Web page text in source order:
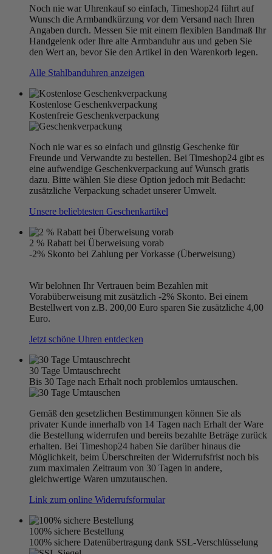
Noch nie war Uhrenkauf so einfach, Timeshop24 führt auf
Wunsch die Armbandkürzung vor dem Versand nach Ihren
Angaben durch. Messen Sie mit einem flexiblen Bandmaß Ihr
Handgelenk oder Ihre alte Armbanduhr aus und geben Sie
den Wert an, bevor Sie den Artikel in den Warenkorb legen.
Alle Stahlbanduhren anzeigen
Kostenlose Geschenkverpackung
Kostenfreie Geschenkverpackung
Noch nie war es so einfach und günstig Geschenke für
Freunde und Verwandte zu bestellen. Bei Timeshop24 gibt es
eine aufwendige Geschenkverpackung auf Wunsch gratis
dazu. Bitte wählen Sie diese Option jedoch mit Bedacht:
zusätzliche Verpackung schadet unserer Umwelt.
Unsere beliebtesten Geschenkartikel
2 % Rabatt bei Überweisung vorab
-2% Skonto bei Zahlung per Vorkasse (Überweisung)
Wir belohnen Ihr Vertrauen beim Bezahlen mit
Vorabüberweisung mit zusätzlich -2% Skonto. Bei einem
Bestellwert von z.B. 200,00 Euro sparen Sie zusätzliche 4,00
Euro.
Jetzt schöne Uhren entdecken
30 Tage Umtauschrecht
Bis 30 Tage nach Erhalt noch problemlos umtauschen.
Gemäß den gesetzlichen Bestimmungen können Sie als
privater Kunde innerhalb von 14 Tagen nach Erhalt der Ware
die Bestellung widerrufen und bereits bezahlte Beträge zurück
erhalten. Bei Timeshop24 haben Sie darüber hinaus die
Möglichkeit, beim Überschreiten der Widerrufsfrist noch bis
zum maximalen Zeitraum von 30 Tagen in andere,
gleichwertige Waren umzutauschen.
Link zum online Widerrufsformular
100% sichere Bestellung
100% sichere Datenübertragung dank SSL-Verschlüsselung